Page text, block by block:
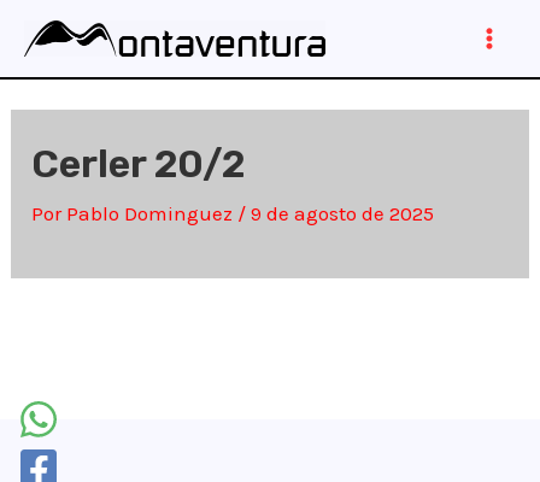
contenido
Cerler 20/2
Por Pablo Dominguez /9 de agosto de 2025